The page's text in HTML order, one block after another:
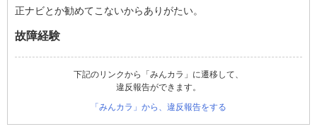
正ナビとか勧めてこないからありがたい。
故障経験
下記のリンクから「みんカラ」に遷移して、
違反報告ができます。
「みんカラ」から、違反報告をする